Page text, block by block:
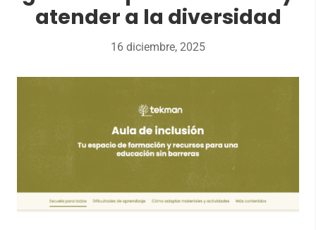
atender a la diversidad
16 diciembre, 2025